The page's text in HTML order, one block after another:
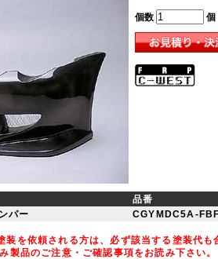
個数 個
品番
パー
CGYMDC5A-
を依頼される方は、必ず該当する塗装代も
製品のご注意・ご確認事項をお読み下さい。